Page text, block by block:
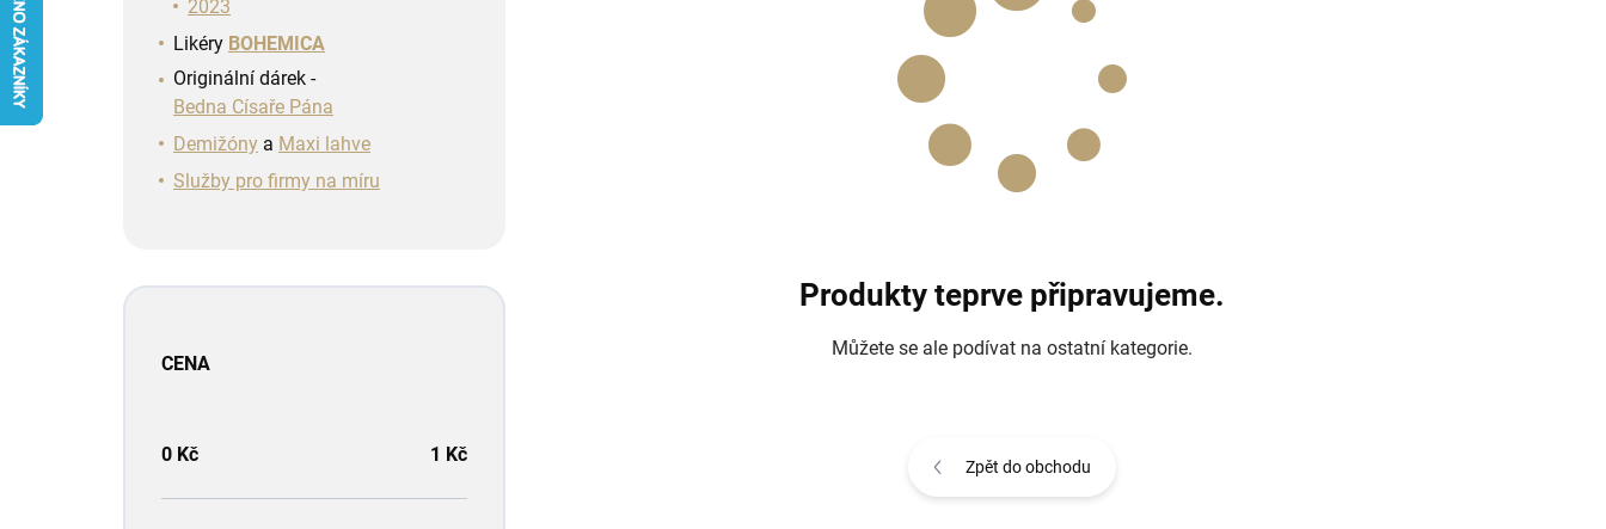
2023
Likéry BOHEMICA
Originální dárek -
Bedna Císaře Pána
Demižóny a Maxi lahve
Služby pro firmy na míru
CENA
0 Kč 1 Kč
Produkty teprve připravujeme.
Můžete se ale podívat na ostatní kategorie.
Zpět do obchodu